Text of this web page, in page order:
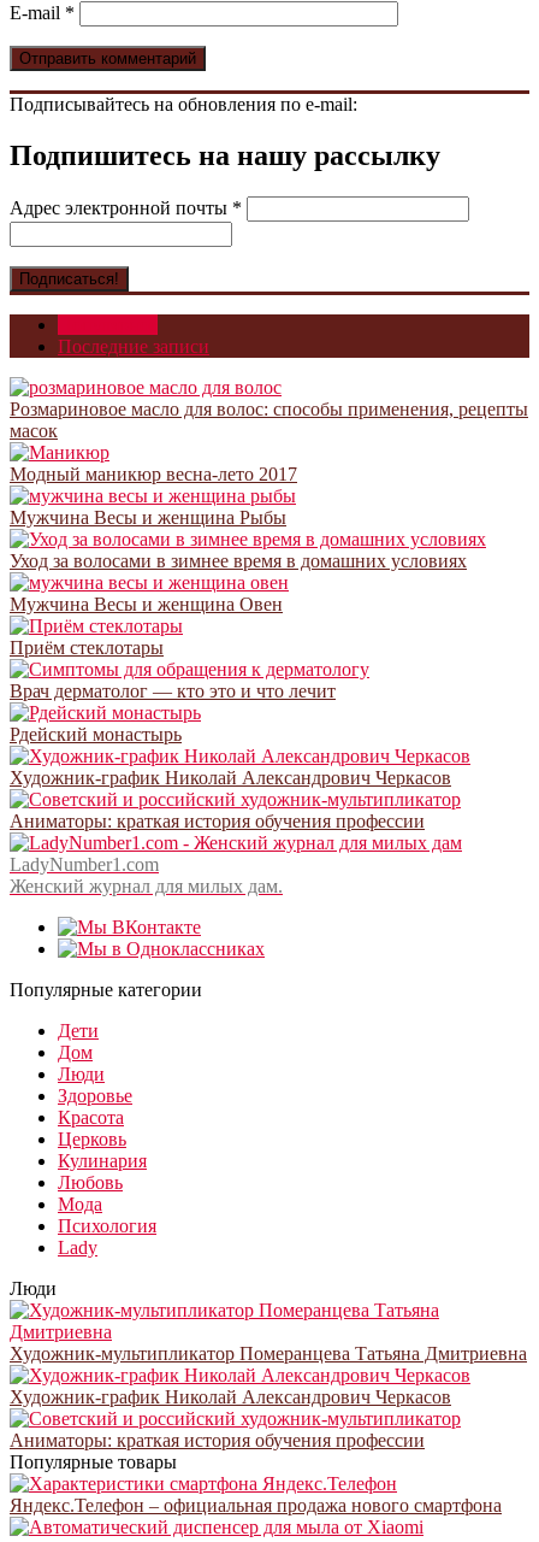
E-mail *
Подписывайтесь на обновления по e-mail:
Подпишитесь на нашу рассылку
Адрес электронной почты *
Последние записи
Розмариновое масло для волос: способы применения, рецепты
масок
Модный маникюр весна-лето 2017
Мужчина Весы и женщина Рыбы
Уход за волосами в зимнее время в домашних условиях
Мужчина Весы и женщина Овен
Приём стеклотары
Врач дерматолог — кто это и что лечит
Рдейский монастырь
Художник-график Николай Александрович Черкасов
Аниматоры: краткая история обучения профессии
LadyNumber1.com
Женский журнал для милых дам.
Популярные категории
Дети
Дом
Люди
Здоровье
Красота
Церковь
Кулинария
Любовь
Мода
Психология
Lady
Люди
Художник-мультипликатор Померанцева Татьяна Дмитриевна
Художник-график Николай Александрович Черкасов
Аниматоры: краткая история обучения профессии
Популярные товары
Яндекс.Телефон – официальная продажа нового смартфона